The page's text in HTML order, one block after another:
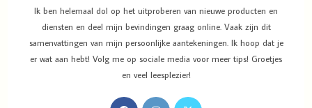
Ik ben helemaal dol op het uitproberen van nieuwe producten en
diensten en deel mijn bevindingen graag online. Vaak zijn dit
samenvattingen van mijn persoonlijke aantekeningen. Ik hoop dat je
er wat aan hebt! Volg me op sociale media voor meer tips! Groetjes
en veel leesplezier!